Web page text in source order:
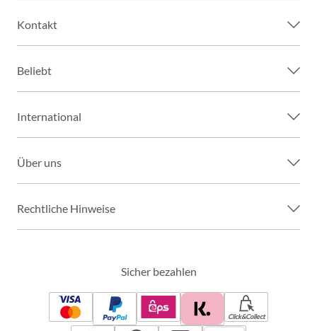
Kontakt
Beliebt
International
Über uns
Rechtliche Hinweise
Sicher bezahlen
Click&Collect